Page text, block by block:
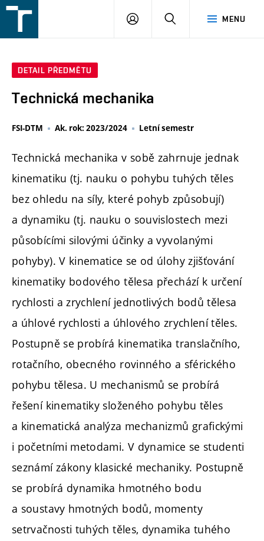
v
MENU
PŘIHLÁŠENÍ
DETAIL PŘEDMĚTU
Technická mechanika
FSI-DTM Ak. rok: 2023/2024 Letní semestr
Technická mechanika v sobě zahrnuje jednak
kinematiku (tj. nauku o pohybu tuhých těles
bez ohledu na síly, které pohyb způsobují)
a dynamiku (tj. nauku o souvislostech mezi
působícími silovými účinky a vyvolanými
pohyby). V kinematice se od úlohy zjišťování
kinematiky bodového tělesa přechází k určení
rychlosti a zrychlení jednotlivých bodů tělesa
a úhlové rychlosti a úhlového zrychlení těles.
Postupně se probírá kinematika translačního,
rotačního, obecného rovinného a sférického
pohybu tělesa. U mechanismů se probírá
řešení kinematiky složeného pohybu těles
a kinematická analýza mechanizmů grafickými
i početními metodami. V dynamice se studenti
seznámí zákony klasické mechaniky. Postupně
se probírá dynamika hmotného bodu
a soustavy hmotných bodů, momenty
setrvačnosti tuhých těles, dynamika tuhého